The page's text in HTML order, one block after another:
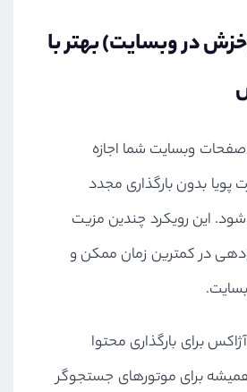
در وبسایت) بهتر با
وبسایت شما اجازه
بدون بارگذاری مجدد
شود. این رویکرد چندین مزیت
در کمترین زمان ممکن و
برای بارگذاری محتوا
برای موتورهای جستجوگر